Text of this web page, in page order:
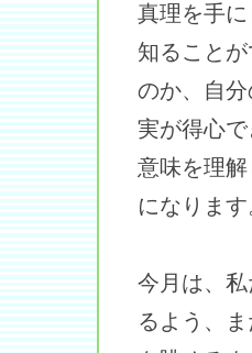
真理を手
知ること
のか、自
実が得心
意味を理
になります
今月は、
るよう、